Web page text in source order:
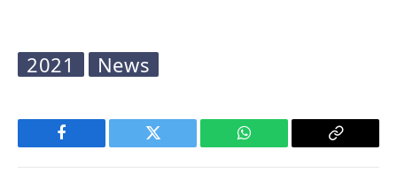
2021 News
Facebook Twitter WhatsApp
Copy